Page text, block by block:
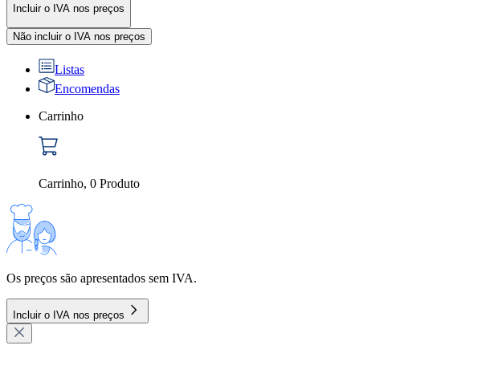
Incluir o IVA nos preços
Não incluir o IVA nos preços
Listas
Encomendas
Carrinho
Carrinho, 0 Produto
Os preços são apresentados sem IVA.
Incluir o IVA nos preços